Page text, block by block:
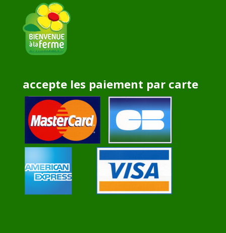
accepte les paiement par carte